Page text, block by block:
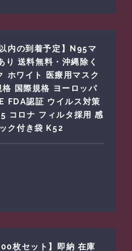
内の到着予定】N95マ
り 送料無料・沖縄除く
ホワイト 医療用マスク
国際規格 ヨーロッパ
FDA認証 ウイルス対策
コロナ フィルタ採用 感
ク付き袋 K52
枚セット】即納 在庫